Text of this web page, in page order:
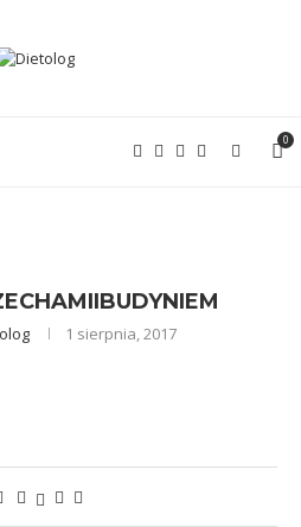
0
1 sierpnia, 2017